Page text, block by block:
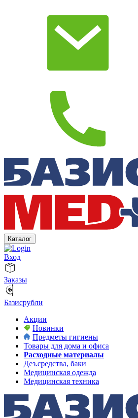
Каталог
Вход
Заказы
Базисрубли
Акции
Новинки
Предметы гигиены
Товары для дома и офиса
Расходные материалы
Дез.средства, баки
Медицинская одежда
Медицинская техника